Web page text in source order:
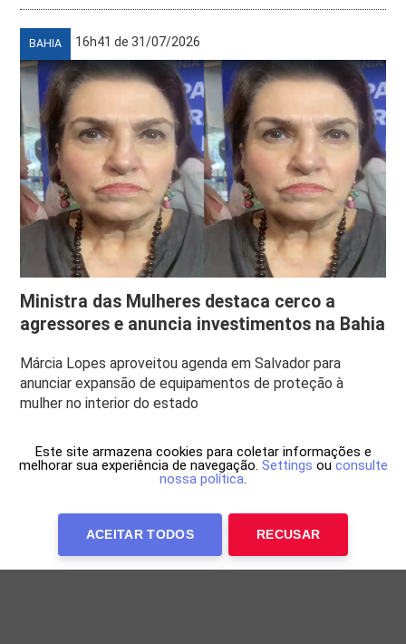
BAHIA 16h41 de 31/07/2026
Ministra das Mulheres destaca cerco a
agressores e anuncia investimentos na Bahia
Márcia Lopes aproveitou agenda em Salvador para
anunciar expansão de equipamentos de proteção à
mulher no interior do estado
Este site armazena cookies para coletar informações e
melhorar sua experiência de navegação. Settings ou consulte
nossa política.
ACEITAR TODOS RECUSAR